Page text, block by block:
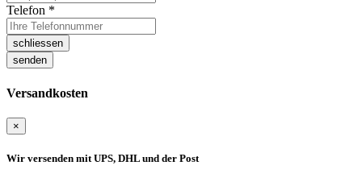
Telefon *
schliessen
senden
Versandkosten
×
Wir versenden mit UPS, DHL und der Post